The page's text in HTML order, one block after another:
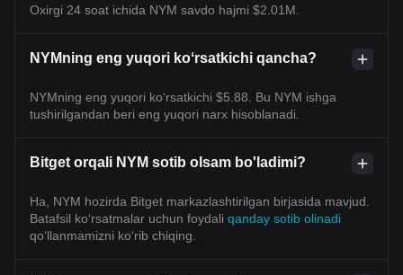
Oxirgi 24 soat ichida NYM savdo hajmi $2.01M.
NYMning eng yuqori koʻrsatkichi qancha?
NYMning eng yuqori ko‘rsatkichi $5.88. Bu NYM ishga
tushirilgandan beri eng yuqori narx hisoblanadi.
Bitget orqali NYM sotib olsam bo'ladimi?
Ha, NYM hozirda Bitget markazlashtirilgan birjasida mavjud.
Batafsil koʻrsatmalar uchun foydali qanday sotib olinadi
qoʻllanmamizni koʻrib chiqing.